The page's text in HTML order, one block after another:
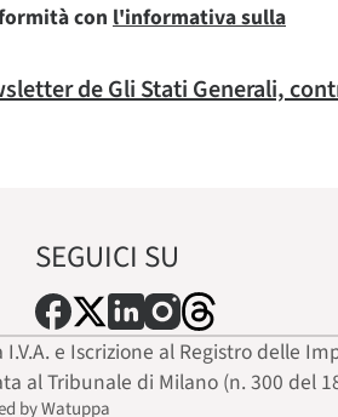
con l'informativa sulla
de Gli Stati Generali,
SEGUICI SU
e Iscrizione al Registro delle
al Tribunale di Milano (n. 300 del
by Watuppa